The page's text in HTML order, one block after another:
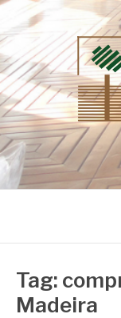
Pular
para
o
conteúdo
Dicas e Novidades
Tag:
Madeira